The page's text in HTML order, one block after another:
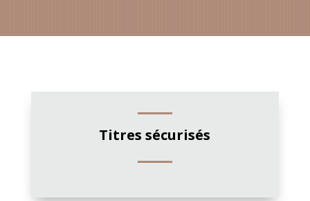
Titres sécurisés